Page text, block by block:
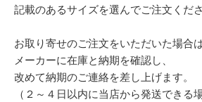
記載のあるサイズを選んでご注文くださ
お取り寄せのご注文をいただいた場合
メーカーに在庫と納期を確認し、
改めて納期のご連絡を差し上げます。
（２～４日以内に当店から発送できる